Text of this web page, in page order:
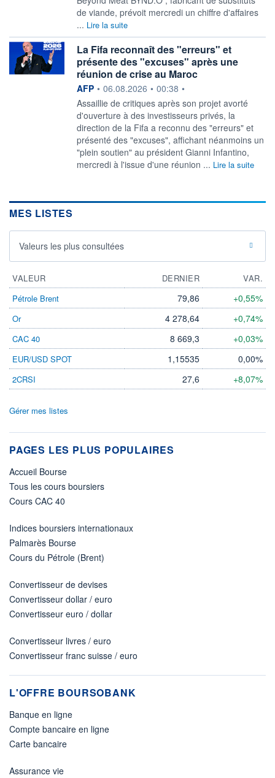
de viande, prévoit mercredi un chiffre d'affaires
... Lire la suite
La Fifa reconnaît des "erreurs" et
présente des "excuses" après une
réunion de crise au Maroc
information fournie par
AFP • 06.08.2026 • 00:38 •
Assaillie de critiques après son projet avorté
d'ouverture à des investisseurs privés, la
direction de la Fifa a reconnu des "erreurs" et
présenté des "excuses", affichant néanmoins un
"plein soutien" au président Gianni Infantino,
mercredi à l'issue d'une réunion ... Lire la suite
MES LISTES
Valeurs les plus consultées
VALEUR DERNIER
VAR.
Pétrole Brent
79,86 +0,55%
Or 4 278,64 +0,74%
CAC 40 8 669,3 +0,03%
EUR/USD SPOT 1,15535 0,00%
2CRSI 27,6 +8,07%
Gérer mes listes
PAGES LES PLUS POPULAIRES
Accueil Bourse
Tous les cours boursiers
Cours CAC 40
Indices boursiers internationaux
Palmarès Bourse
Cours du Pétrole (Brent)
Convertisseur de devises
Convertisseur dollar / euro
Convertisseur euro / dollar
Convertisseur livres / euro
Convertisseur franc suisse / euro
L'OFFRE BOURSOBANK
Banque en ligne
Compte bancaire en ligne
Carte bancaire
Assurance vie